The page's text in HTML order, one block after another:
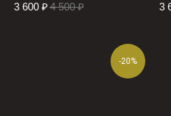
3 600 ₽ 4 500 ₽
3
-20%